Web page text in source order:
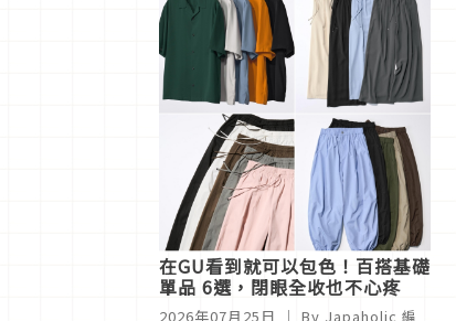
在GU看到就可以包色！百搭基礎
單品 6選，閉眼全收也不心疼
2026年07月25日 ｜ By Japaholic 編